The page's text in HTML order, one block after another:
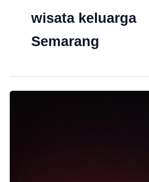
wisata keluarga
Semarang